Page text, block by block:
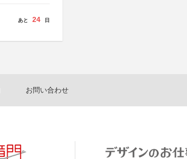
あと 24 日
お問い合わせ